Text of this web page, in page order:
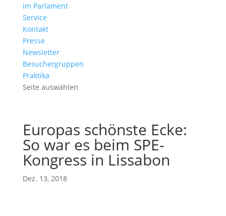
Im Parlament
Service
Kontakt
Presse
Newsletter
Besuchergruppen
Praktika
Seite auswählen
Europas schönste Ecke:
So war es beim SPE-
Kongress in Lissabon
Dez. 13, 2018